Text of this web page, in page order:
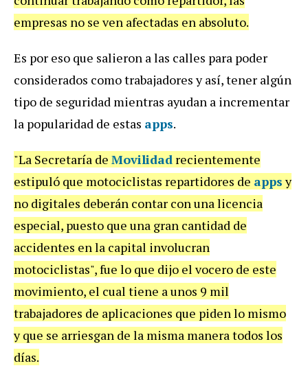
empresas no se ven afectadas en absoluto.
Es por eso que salieron a las calles para poder
considerados como trabajadores y así, tener algún
tipo de seguridad mientras ayudan a incrementar
la popularidad de estas apps.
"La Secretaría de Movilidad recientemente
estipuló que motociclistas repartidores de appsy
no digitales deberán contar con una licencia
especial, puesto que una gran cantidad de
accidentes en la capital involucran
motociclistas", fue lo que dijo el vocero de este
movimiento, el cual tiene a unos 9 mil
trabajadores de aplicaciones que piden lo mismo
y que se arriesgan de la misma manera todos los
días.